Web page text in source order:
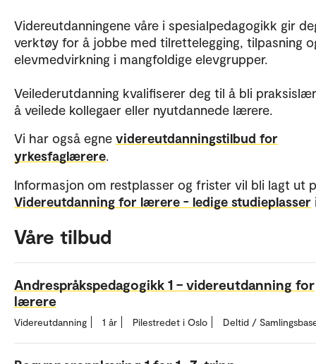
Videreutdanningene våre i spesialpedagogikk gir
verktøy for å jobbe med tilrettelegging, tilpasning
elevmedvirkning i mangfoldige elevgrupper.
Veilederutdanning kvalifiserer deg til å bli
å veilede kollegaer eller nyutdannede lærere.
Vi har også egne videreutdanningstilbud for
yrkesfaglærere.
Informasjon om restplasser og frister vil bli lagt ut
Videreutdanning for lærere - ledige studieplasser
Våre tilbud
Andrespråkspedagogikk 1 – videreutdanning for
lærere
Videreutdanning 1 år Pilestredet i Oslo Deltid /